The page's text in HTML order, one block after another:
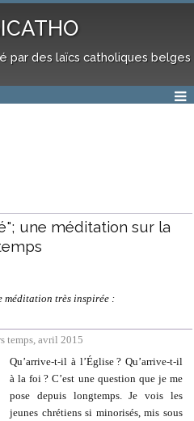
par des laïcs catholiques belges
une méditation sur la
méditation très inspirée :
temps, avril 2015
Qu’arrive-t-il à l’Église ? Qu’arrive-t-il
à la foi ? C’est une question que je me
pose depuis longtemps. Je vois les
jeunes chrétiens si minorisés, mis sous